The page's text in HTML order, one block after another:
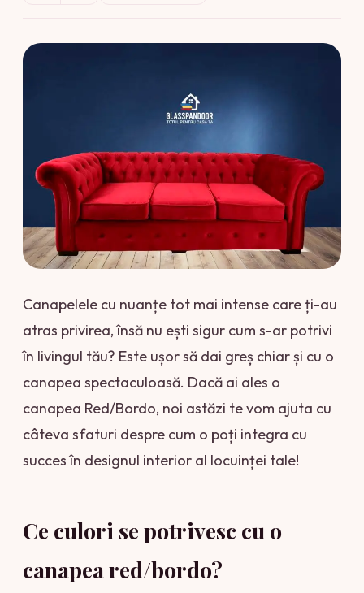
Canapelele cu nuanțe tot mai intense care ți-au
atras privirea, însă nu ești sigur cum s-ar potrivi
în livingul tău? Este ușor să dai greș chiar și cu o
canapea spectaculoasă. Dacă ai ales o
canapea Red/Bordo, noi astăzi te vom ajuta cu
câteva sfaturi despre cum o poți integra cu
succes în designul interior al locuinței tale!
Ce culori se potrivesc cu o
canapea red/bordo?